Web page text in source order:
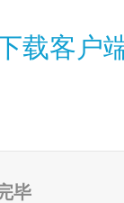
载客户
毕